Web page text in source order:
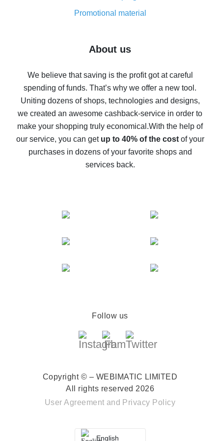
8% cash back on AliExpress - saving real money is a
real thing
Five ways to get the most cash back on AliExpress
back
10% cash back on AliExpress - the impossible is
possible
The best cash back on AliExpress - how to find it
The best cash back service for AliExpress - let's
compare offers
Promotional material
About us
We believe that saving is the profit got at careful
spending of funds. That’s why we offer a new tool.
Uniting dozens of shops, technologies and designs,
we created an awesome cashback-service in order to
make your shopping truly economical.With the help of
our service, you can get up to 40% of the costof your
purchases in dozens of your favorite shops and
services back.
Follow us
Copyright © – WEBIMATIC LIMITED
All rights reserved 2026
User Agreement and Privacy Policy
English